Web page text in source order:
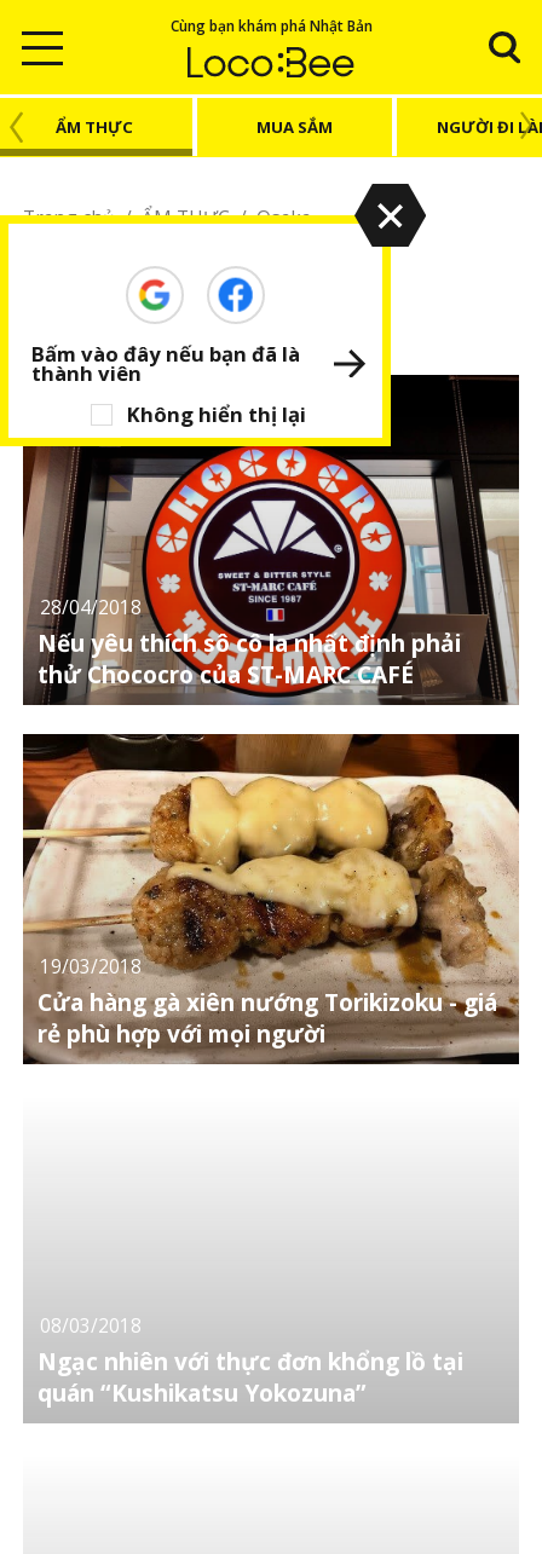
Cùng bạn khám phá Nhật Bản
ẨM THỰC MUA SẮM NGƯỜI ĐI
Trang chủ/ẨM THỰC/Osaka
Osaka
Khám phá các đặc sản Osaka
28/04/2018
Nếu yêu thích sô cô la nhất định phải
thử Chococro của ST-MARC CAFÉ
19/03/2018
Cửa hàng gà xiên nướng Torikizoku - giá
rẻ phù hợp với mọi người
08/03/2018
Ngạc nhiên với thực đơn khổng lồ tại
quán “Kushikatsu Yokozuna”
Không hiển thị lại
Bấm vào đây nếu bạn đã là
thành viên